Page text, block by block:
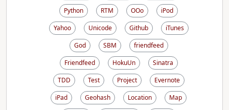
Python
RTM OOo
iPod
Yahoo
Unicode Github
iTunes
God
SBM
friendfeed
Friendfeed
HokuUn
Sinatra
TDD
Test Project
Evernote
iPad
Geohash Location
Map